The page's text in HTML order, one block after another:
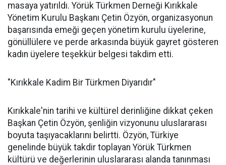
masaya yatırıldı. Yörük Türkmen Derneği Kırıkkale
Yönetim Kurulu Başkanı Çetin Özyön, organizasyonun
başarısında emeği geçen yönetim kurulu üyelerine,
gönüllülere ve perde arkasında büyük gayret gösteren
kadın üyelere teşekkür belgesi takdim etti.
"Kırıkkale Kadim Bir Türkmen Diyarıdır"
Kırıkkale'nin tarihi ve kültürel derinliğine dikkat çeken
Başkan Çetin Özyön, şenliğin vizyonunu uluslararası
boyuta taşıyacaklarını belirtti. Özyön, Türkiye
genelinde büyük takdir toplayan Yörük Türkmen
kültürü ve değerlerinin uluslararası alanda tanınması